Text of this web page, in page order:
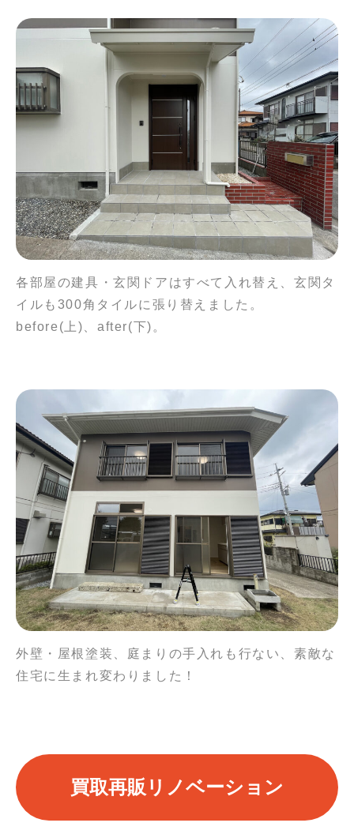
各部屋の建具・玄関ドアはすべて入れ替え、玄関タ
イルも300角タイルに張り替えました。
before(上)、after(下)。
外壁・屋根塗装、庭まりの手入れも行ない、素敵な
住宅に生まれ変わりました！
買取再販リノベーション